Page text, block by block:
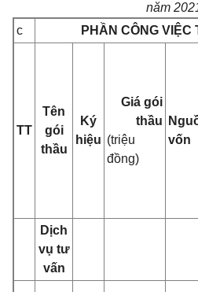
năm
c
PH Ầ N CÔNG
TT
Tên
gói
thầu
Ký
hiệu
Giá gói
thầu
(triệu
đồng)
vốn
Dịch
vụ tư
vấn